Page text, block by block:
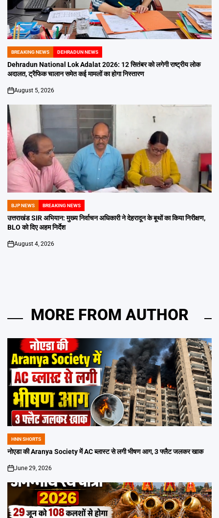
POSTED
IN
BREAKING NEWS DEHRADUN NEWS
Dehradun National Lok Adalat 2026: 12 सितंबर को लगेगी राष्ट्रीय लोक
अदालत, ट्रैफिक चालान समेत कई मामलों का होगा निस्तारण
on
August 5, 2026
POSTED
IN
BJP NEWS BREAKING NEWS
उत्तराखंड SIR अभियान: मुख्य निर्वाचन अधिकारी ने देहरादून के बूथों का किया निरीक्षण,
BLO को दिए अहम निर्देश
on
August 4, 2026
MORE FROM AUTHOR
POSTED
IN
HNN SHORTS
नोएडा की Aranya Society में AC ब्लास्ट से लगी भीषण आग, 3 फ्लैट जलकर खाक
on
June 29, 2026